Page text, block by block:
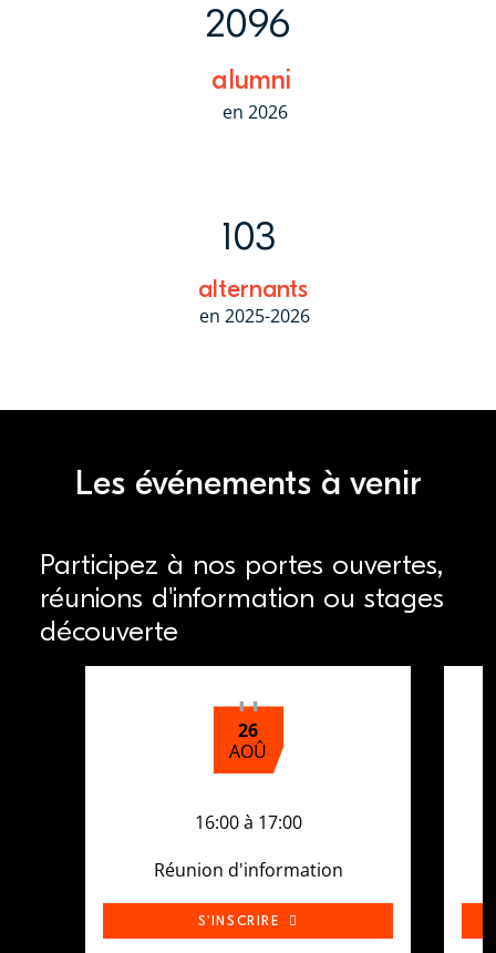
2096
alumni
en 2026
103
alternants
en 2025-2026
Les événements à venir
Participez à nos portes ouvertes,
réunions d'information ou stages
découverte
26
AOÛ
16:00 à 17:00
Réunion d'information
S'INSCRIRE